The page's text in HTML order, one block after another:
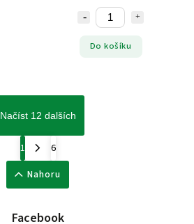
Do košíku
Načíst 12 dalších
1
6
Nahoru
Facebook